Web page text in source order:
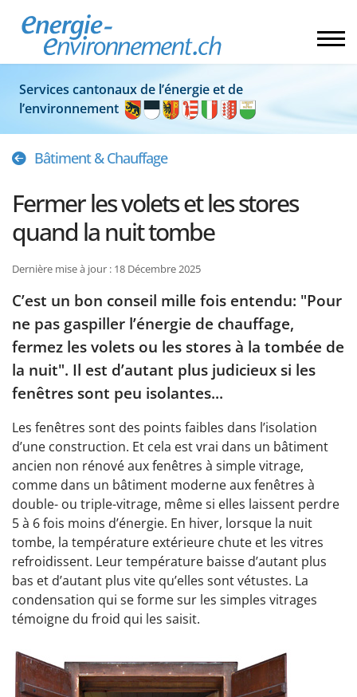
Services cantonaux de l’énergie et de
l’environnement
Bâtiment & Chauffage
Fermer les volets et les stores
quand la nuit tombe
Dernière mise à jour : 18 Décembre 2025
C’est un bon conseil mille fois entendu: "Pour
ne pas gaspiller l’énergie de chauffage,
fermez les volets ou les stores à la tombée de
la nuit". Il est d’autant plus judicieux si les
fenêtres sont peu isolantes...
Les fenêtres sont des points faibles dans l’isolation
d’une construction. Et cela est vrai dans un bâtiment
ancien non rénové aux fenêtres à simple vitrage,
comme dans un bâtiment moderne aux fenêtres à
double- ou triple-vitrage, même si elles laissent perdre
5 à 6 fois moins d’énergie. En hiver, lorsque la nuit
tombe, la température extérieure chute et les vitres
refroidissent. Leur température baisse d’autant plus
bas et d’autant plus vite qu’elles sont vétustes. La
condensation qui se forme sur les simples vitrages
témoigne du froid qui les saisit.